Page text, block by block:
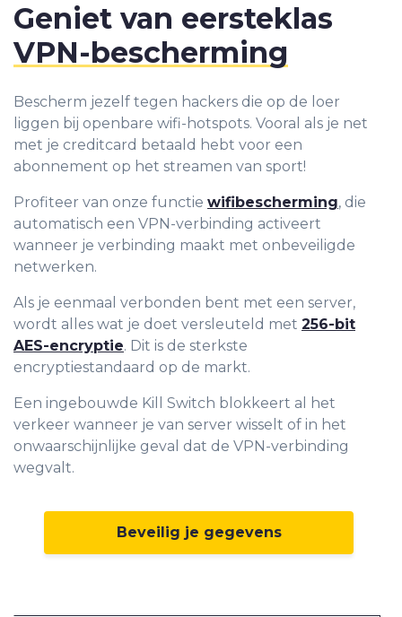
Geniet van eersteklas
VPN-bescherming
Bescherm jezelf tegen hackers die op de loer
liggen bij openbare wifi-hotspots. Vooral als je net
met je creditcard betaald hebt voor een
abonnement op het streamen van sport!
Profiteer van onze functie wifibescherming, die
automatisch een VPN-verbinding activeert
wanneer je verbinding maakt met onbeveiligde
netwerken.
Als je eenmaal verbonden bent met een server,
wordt alles wat je doet versleuteld met 256-bit
AES-encryptie. Dit is de sterkste
encryptiestandaard op de markt.
Een ingebouwde Kill Switch blokkeert al het
verkeer wanneer je van server wisselt of in het
onwaarschijnlijke geval dat de VPN-verbinding
wegvalt.
Beveilig je gegevens